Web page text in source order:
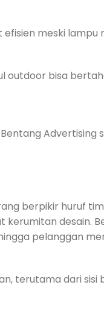
meski
bisa
Advertising
berpikir huruf
kerumitan desain.
pelanggan
terutama dari sisi